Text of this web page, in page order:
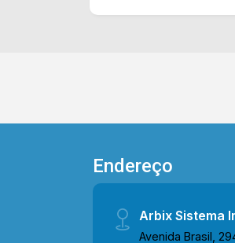
sobre o imóvel ou
Endereço
Arbix Sistema
Avenida Brasil,